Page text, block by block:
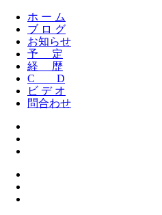
ホ ー ム
ブ ロ グ
お知らせ
予 定
経 歴
C D
ビ デ オ
問合わせ